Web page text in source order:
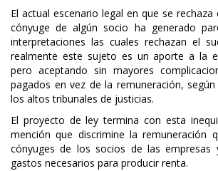
El actual escenario legal en que se
cónyuge de algún socio ha generado
interpretaciones las cuales rechazan el
realmente este sujeto es un aporte a la
pero aceptando sin mayores
pagados en vez de la remuneración,
los altos tribunales de justicias.
El proyecto de ley termina con esta
mención que discrimine la remuneración
cónyuges de los socios de las empresas
gastos necesarios para producir renta.